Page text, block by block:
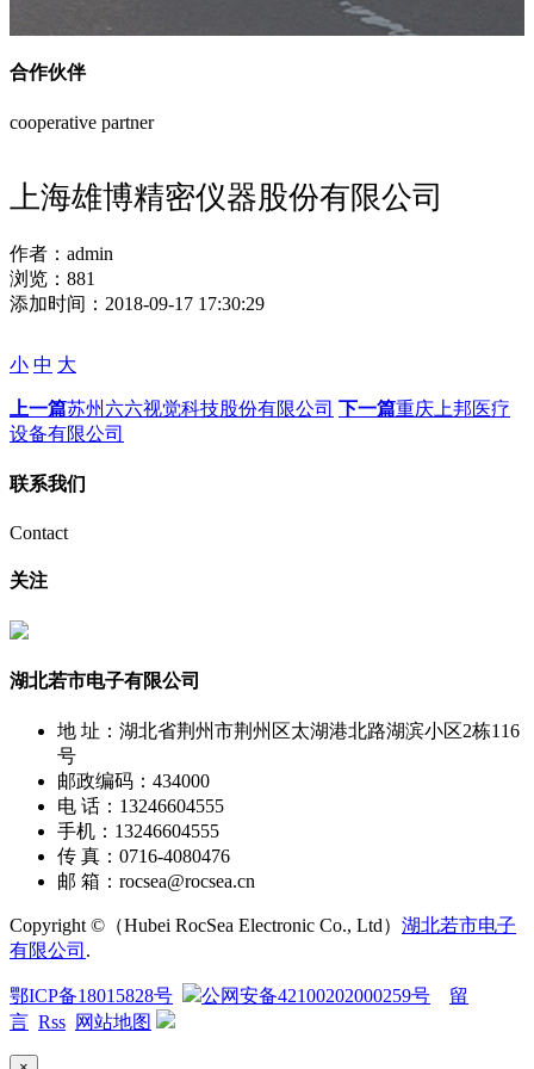
合作伙伴
cooperative partner
上海雄博精密仪器股份有限公司
作者： admin
浏览： 881
添加时间： 2018-09-17 17:30:29
小 中 大
上一篇苏州六六视觉科技股份有限公司 下一篇重庆上邦医疗
设备有限公司
联系我们
Contact
关注
湖北若市电子有限公司
地 址：湖北省荆州市荆州区太湖港北路湖滨小区2栋116
号
邮政编码：434000
电 话：13246604555
手机：13246604555
传 真：0716-4080476
邮 箱：rocsea@rocsea.cn
Copyright ©（Hubei RocSea Electronic Co., Ltd） 湖北若市电子
有限公司 .
鄂ICP备18015828号 公网安备42100202000259号
留
言 Rss 网站地图